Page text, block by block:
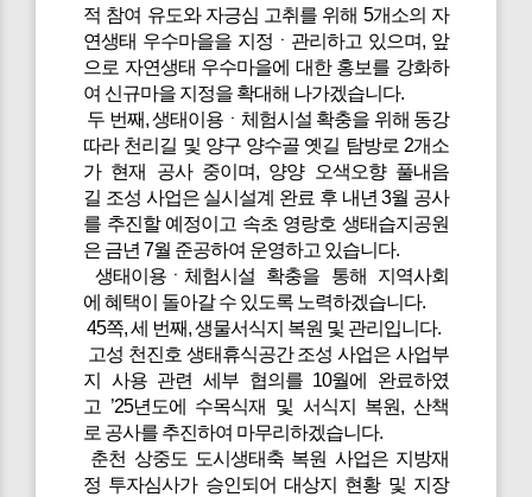
적 참여 유도와 자긍심 고취를 위해 5개소의 자
연생태 우수마을을 지정ㆍ관리하고 있으며, 앞
으로 자연생태 우수마을에 대한 홍보를 강화하
여 신규마을 지정을 확대해 나가겠습니다.
두 번째, 생태이용ㆍ체험시설 확충을 위해 동강
따라 천리길 및 양구 양수골 옛길 탐방로 2개소
가 현재 공사 중이며, 양양 오색오향 풀내음
길 조성 사업은 실시설계 완료 후 내년 3월 공사
를 추진할 예정이고 속초 영랑호 생태습지공원
은 금년 7월 준공하여 운영하고 있습니다.
생태이용ㆍ체험시설 확충을 통해 지역사회
에 혜택이 돌아갈 수 있도록 노력하겠습니다.
45쪽, 세 번째, 생물서식지 복원 및 관리입니다.
고성 천진호 생태휴식공간 조성 사업은 사업부
지 사용 관련 세부 협의를 10월에 완료하였
고 ’25년도에 수목식재 및 서식지 복원, 산책
로 공사를 추진하여 마무리하겠습니다.
춘천 상중도 도시생태축 복원 사업은 지방재
정 투자심사가 승인되어 대상지 현황 및 지장